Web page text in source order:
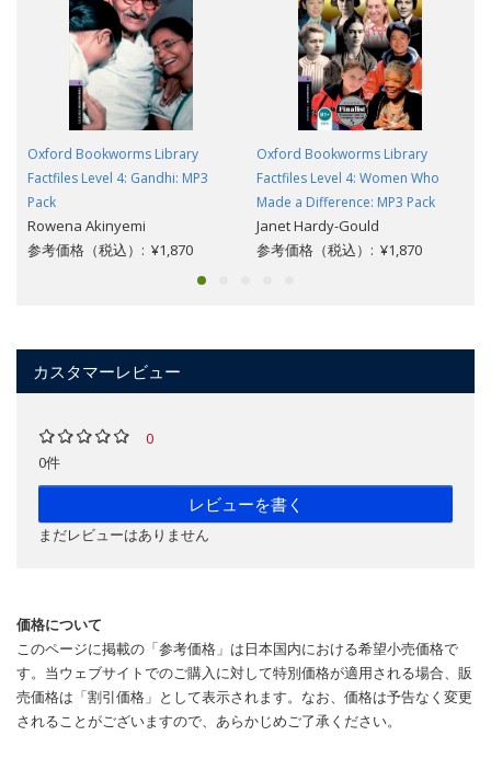
Oxford Bookworms Library
Factfiles Level 4: Gandhi: MP3
Pack
Rowena Akinyemi
参考価格（税込）: ¥1,870
Oxford Bookworms Library
Factfiles Level 4: Women Who
Made a Difference: MP3 Pack
Janet Hardy-Gould
参考価格（税込）: ¥1,870
カスタマーレビュー
0
0件
レビューを書く
まだレビューはありません
価格について
このページに掲載の「参考価格」は日本国内における希望小売価格で
す。当ウェブサイトでのご購入に対して特別価格が適用される場合、販
売価格は「割引価格」として表示されます。なお、価格は予告なく変更
されることがございますので、あらかじめご了承ください。